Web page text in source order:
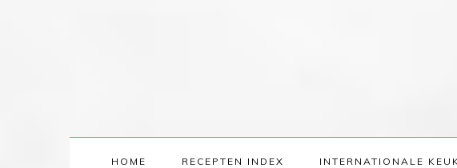
HOME RECEPTEN INDEX INTERNATIONALE